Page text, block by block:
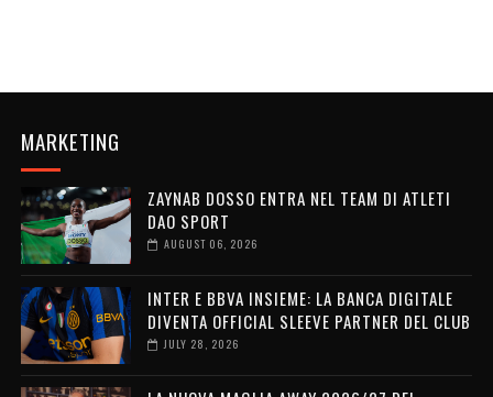
MARKETING
ZAYNAB DOSSO ENTRA NEL TEAM DI ATLETI
DAO SPORT
AUGUST 06, 2026
INTER E BBVA INSIEME: LA BANCA DIGITALE
DIVENTA OFFICIAL SLEEVE PARTNER DEL CLUB
JULY 28, 2026